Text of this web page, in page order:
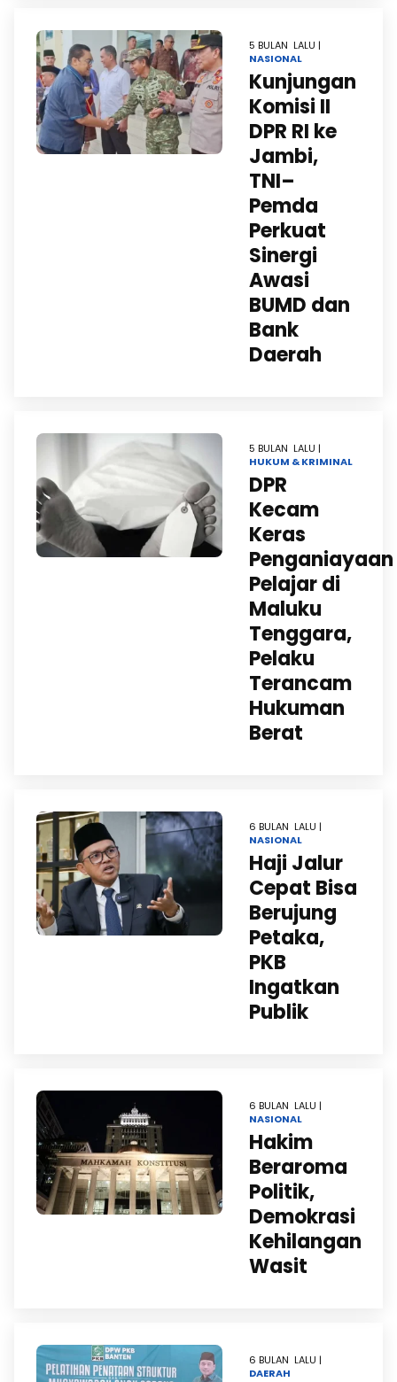
5 BULAN LALU |
NASIONAL
Kunjungan
Komisi II
DPR RI ke
Jambi,
TNI–
Pemda
Perkuat
Sinergi
Awasi
BUMD dan
Bank
Daerah
5 BULAN LALU |
HUKUM & KRIMINAL
DPR
Kecam
Keras
Penganiayaan
Pelajar di
Maluku
Tenggara,
Pelaku
Terancam
Hukuman
Berat
6 BULAN LALU |
NASIONAL
Haji Jalur
Cepat Bisa
Berujung
Petaka,
PKB
Ingatkan
Publik
6 BULAN LALU |
NASIONAL
Hakim
Beraroma
Politik,
Demokrasi
Kehilangan
Wasit
6 BULAN LALU |
DAERAH